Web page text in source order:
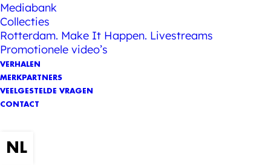
Mediabank
Collecties
Rotterdam. Make It Happen. Livestreams
Promotionele video’s
VERHALEN
MERKPARTNERS
VEELGESTELDE VRAGEN
CONTACT